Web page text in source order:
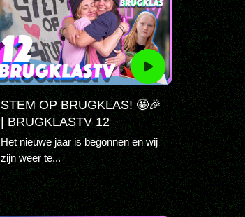
STEM OP BRUGKLAS! 🤩🎉
| BRUGKLASTV 12
Het nieuwe jaar is begonnen en wij
zijn weer te...